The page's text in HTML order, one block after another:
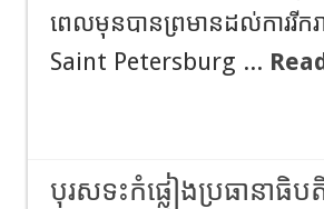
ពេលមុនបានព្រមានដល់ការរី
Saint Petersburg ...
បុរសទះកំផ្លៀងប្រធានាធិ